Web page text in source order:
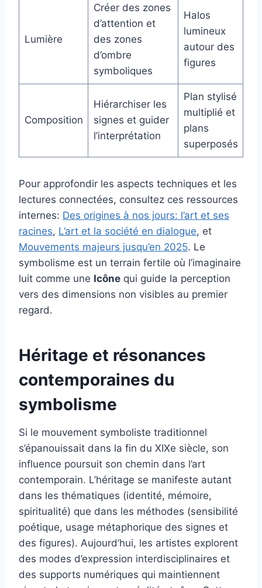
Lumière
Créer des zones
d’attention et
des zones
d’ombre
symboliques
Halos
lumineux
autour des
figures
Composition
Hiérarchiser les
signes et guider
l’interprétation
Plan stylisé
multiplié et
plans
superposés
Pour approfondir les aspects techniques et les
lectures connectées, consultez ces ressources
internes: Des origines à nos jours: l’art et ses
racines, L’art et la société en dialogue, et
Mouvements majeurs jusqu’en 2025. Le
symbolisme est un terrain fertile où l’imaginaire
luit comme une Icône qui guide la perception
vers des dimensions non visibles au premier
regard.
Héritage et résonances
contemporaines du
symbolisme
Si le mouvement symboliste traditionnel
s’épanouissait dans la fin du XIXe siècle, son
influence poursuit son chemin dans l’art
contemporain. L’héritage se manifeste autant
dans les thématiques (identité, mémoire,
spiritualité) que dans les méthodes (sensibilité
poétique, usage métaphorique des signes et
des figures). Aujourd’hui, les artistes explorent
des modes d’expression interdisciplinaires et
des supports numériques qui maintiennent